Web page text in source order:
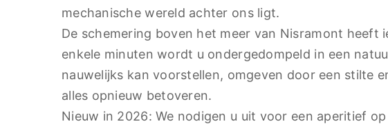
mechanische wereld achter ons ligt.
De schemering boven het meer van Nisramont heeft
enkele minuten wordt u ondergedompeld in een
nauwelijks kan voorstellen, omgeven door een stilte
alles opnieuw betoveren.
Nieuw in 2026: We nodigen u uit voor een aperitief